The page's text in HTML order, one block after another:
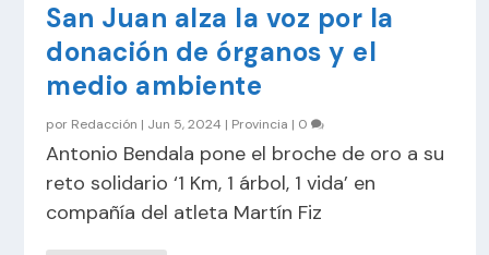
San Juan alza la voz por la
donación de órganos y el
medio ambiente
por Redacción | Jun 5, 2024 | Provincia | 0
Antonio Bendala pone el broche de oro a su
reto solidario ‘1 Km, 1 árbol, 1 vida’ en
compañía del atleta Martín Fiz